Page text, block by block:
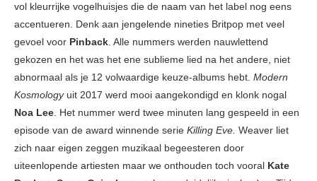
vol kleurrijke vogelhuisjes die de naam van het label nog eens
accentueren. Denk aan jengelende nineties Britpop met veel
gevoel voor Pinback. Alle nummers werden nauwlettend
gekozen en het was het ene sublieme lied na het andere, niet
abnormaal als je 12 volwaardige keuze-albums hebt. Modern
Kosmologyuit 2017 werd mooi aangekondigd en klonk nogal
Noa Lee. Het nummer werd twee minuten lang gespeeld in een
episode van de award winnende serie Killing Eve. Weaver liet
zich naar eigen zeggen muzikaal begeesteren door
uiteenlopende artiesten maar we onthouden toch vooral Kate